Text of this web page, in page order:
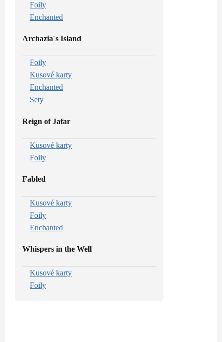
Foily
Enchanted
Archazia´s Island
Foily
Kusové karty
Enchanted
Sety
Reign of Jafar
Kusové karty
Foily
Fabled
Kusové karty
Foily
Enchanted
Whispers in the Well
Kusové karty
Foily